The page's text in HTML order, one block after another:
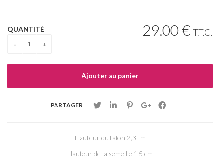
29.00€ T.T.C.
QUANTITÉ
PARTAGER
Hauteur du talon 2,3 cm
Hauteur de la semellle 1,5 cm